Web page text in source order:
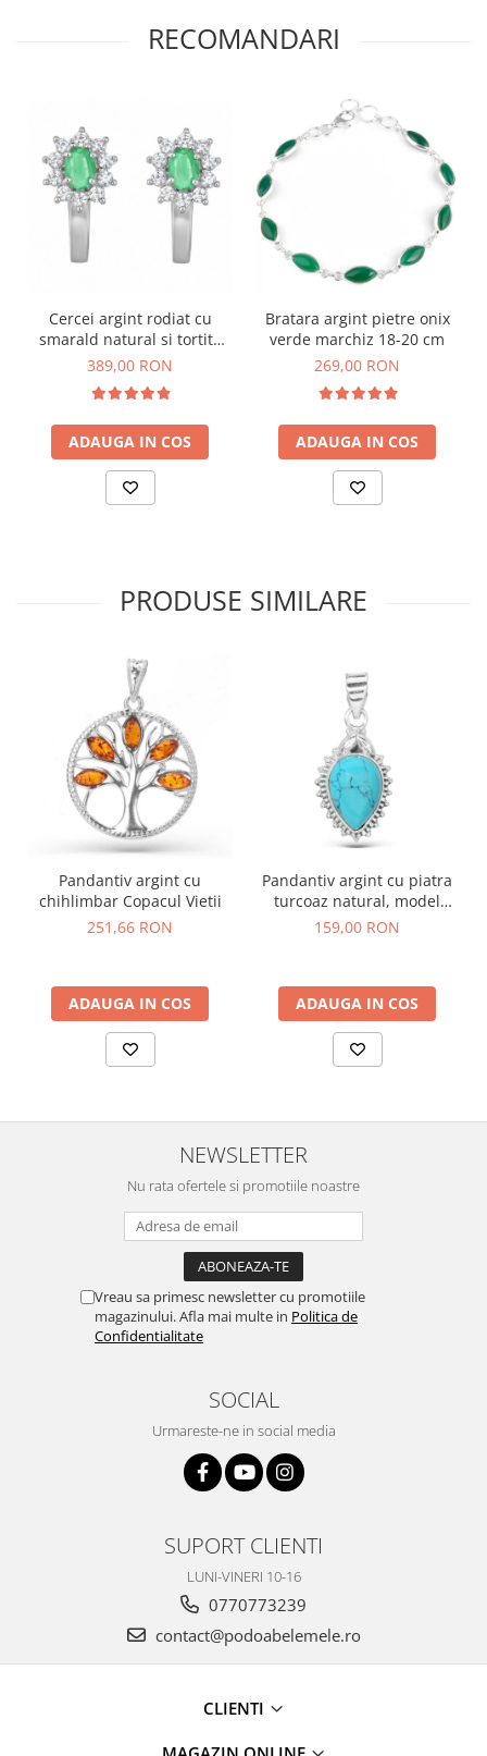
RECOMANDARI
Cercei argint rodiat cu
smarald natural si tortita
Omega
389,00 RON
ADAUGA IN COS
Bratara argint pietre onix
verde marchiz 18-20 cm
269,00 RON
ADAUGA IN COS
PRODUSE SIMILARE
Pandantiv argint cu
chihlimbar Copacul Vietii
251,66 RON
ADAUGA IN COS
Pandantiv argint cu piatra
turcoaz natural, model
rawa
159,00 RON
ADAUGA IN COS
NEWSLETTER
Nu rata ofertele si promotiile noastre
Vreau sa primesc newsletter cu promotiile
magazinului. Afla mai multe in Politica de
Confidentialitate
SOCIAL
Urmareste-ne in social media
SUPORT CLIENTI
LUNI-VINERI 10-16
0770773239
contact@podoabelemele.ro
CLIENTI